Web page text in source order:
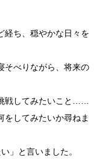
経ち、穏やかな日々を
そべりながら、将来の
戦してみたいこと……
をしてみたいか尋ねま
」と言いました。